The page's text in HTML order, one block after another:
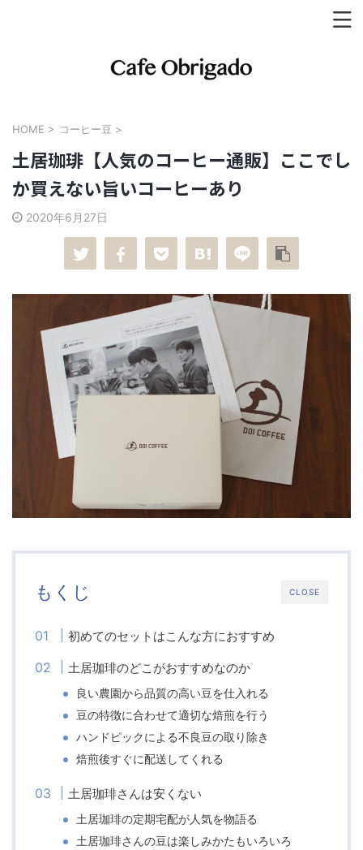
HOME > コーヒー豆 >
土居珈琲【人気のコーヒー通販】ここでし
か買えない旨いコーヒーあり
2020年6月27日
CLOSE
もくじ
初めてのセットはこんな方におすすめ
土居珈琲のどこがおすすめなのか
良い農園から品質の高い豆を仕入れる
豆の特徴に合わせて適切な焙煎を行う
ハンドピックによる不良豆の取り除き
焙煎後すぐに配送してくれる
土居珈琲さんは安くない
土居珈琲の定期宅配が人気を物語る
土居珈琲さんの豆は楽しみかたもいろいろ